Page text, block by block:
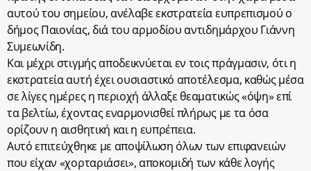
αυτού του σημείου, ανέλαβε εκστρατεία ευπρεπισμού ο
δήμος Παιονίας, διά του αρμοδίου αντιδημάρχου Γιάννη
Συμεωνίδη.
Και μέχρι στιγμής αποδεικνύεται εν τοις πράγμασιν, ότι η
εκστρατεία αυτή έχει ουσιαστικό αποτέλεσμα, καθώς μέσα
σε λίγες ημέρες η περιοχή άλλαξε θεαματικώς «όψη» επί
τα βελτίω, έχοντας εναρμονισθεί πλήρως με τα όσα
ορίζουν η αισθητική και η ευπρέπεια.
Αυτό επιτεύχθηκε με αποψίλωση όλων των επιφανειών
που είχαν «χορταριάσει», αποκομιδή των κάθε λογής